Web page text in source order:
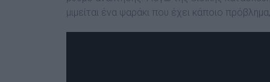
μιμείται ένα ψαράκι που έχει κάποιο